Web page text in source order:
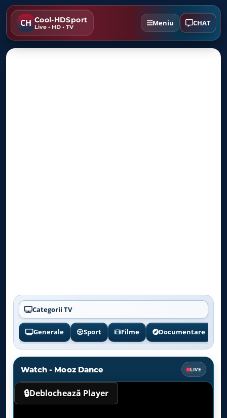
CH Cool-HDSport
Live • HD • TV Meniu CHAT
Categorii TV
Generale Sport Filme Documentare
Watch - Mooz Dance LIVE
🔒Deblochează Player